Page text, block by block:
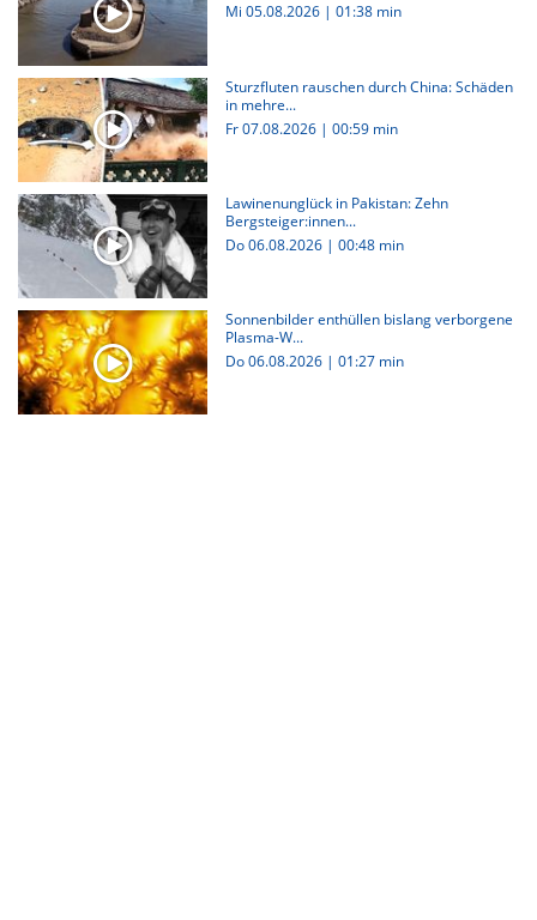
Mi 05.08.2026 | 01:38 min
Sturzfluten rauschen durch China: Schäden
in mehre...
Fr 07.08.2026 | 00:59 min
Lawinenunglück in Pakistan: Zehn
Bergsteiger:innen...
Do 06.08.2026 | 00:48 min
Sonnenbilder enthüllen bislang verborgene
Plasma-W...
Do 06.08.2026 | 01:27 min